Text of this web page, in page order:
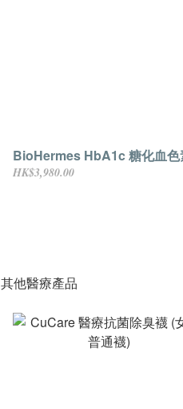
BioHermes HbA1c 糖化血色
HK$3,980.00
其他醫療產品